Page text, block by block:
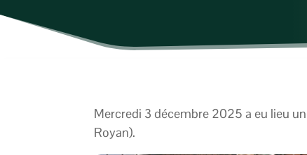
Mercredi 3 décembre 2025 a eu lieu
Royan).